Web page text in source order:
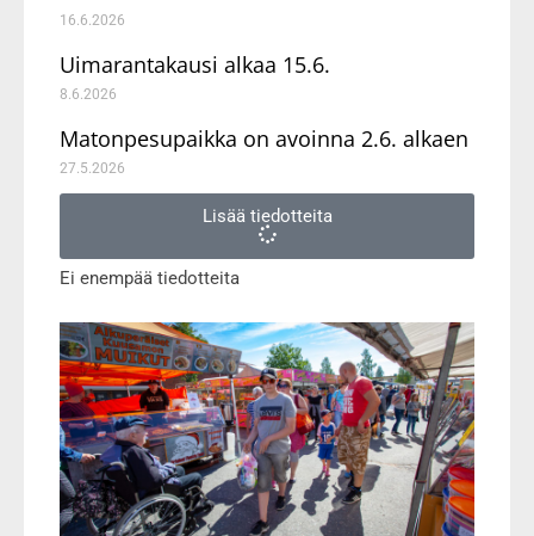
16.6.2026
Uimarantakausi alkaa 15.6.
8.6.2026
Matonpesupaikka on avoinna 2.6. alkaen
27.5.2026
Lisää tiedotteita
Ei enempää tiedotteita